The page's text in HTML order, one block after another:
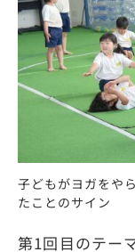
子どもがヨガをや
たことのサイン
第1回目のテー